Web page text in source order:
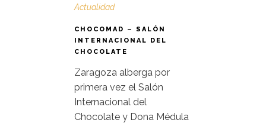
Actualidad
CHOCOMAD – SALÓN
INTERNACIONAL DEL
CHOCOLATE
Zaragoza alberga por
primera vez el Salón
Internacional del
Chocolate y Dona Médula